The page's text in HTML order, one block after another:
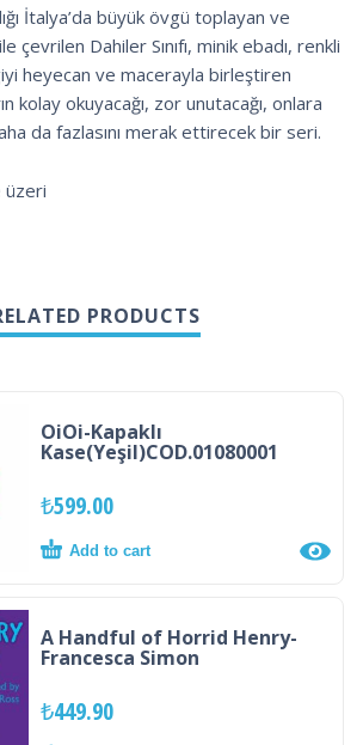
İtalya’da büyük övgü toplayan ve
çevrilen Dahiler Sınıfı, minik ebadı, renkli
heyecan ve macerayla birleştiren
kolay okuyacağı, zor unutacağı, onlara
da fazlasını merak ettirecek bir seri.
üzeri
PRODUCTS
OiOi-Kapaklı
Kase(Yeşil)COD.01080001
₺599.00
Add to cart
A Handful of Horrid Henry-
Francesca Simon
₺449.90